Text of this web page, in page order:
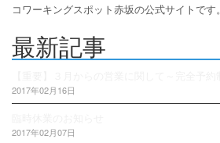
コワーキングスポット赤坂の公式サイトです。
最新記事
2017年02月16日
2017年02月07日